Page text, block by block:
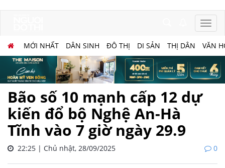
MỚI NHẤT DÂN SINH ĐÔ THỊ DI SẢN THỊ DÂN VĂN
Bão số 10 mạnh cấp 12 dự
kiến đổ bộ Nghệ An-Hà
Tĩnh vào 7 giờ ngày 29.9
22:25 | Chủ nhật, 28/09/2025 0